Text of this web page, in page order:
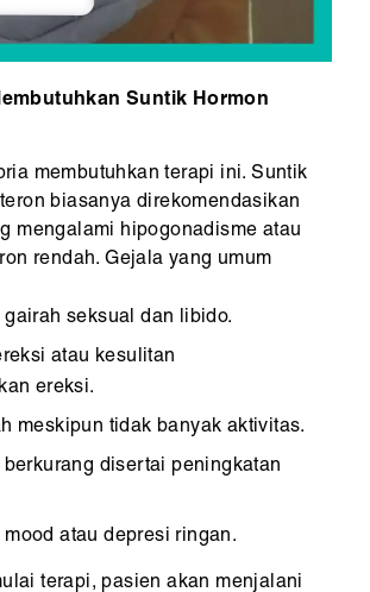
Suntik Hormon
membutuhkan terapi ini. Suntik
biasanya direkomendasikan
mengalami hipogonadisme atau
rendah. Gejala yang umum
gairah seksual dan libido.
atau kesulitan
ereksi.
meskipun tidak banyak aktivitas.
berkurang disertai peningkatan
mood atau depresi ringan.
terapi, pasien akan menjalani